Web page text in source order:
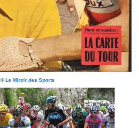
© Le Miroir des Sports